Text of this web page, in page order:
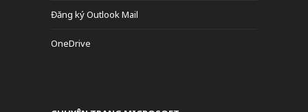
Đăng ký Outlook Mail
OneDrive